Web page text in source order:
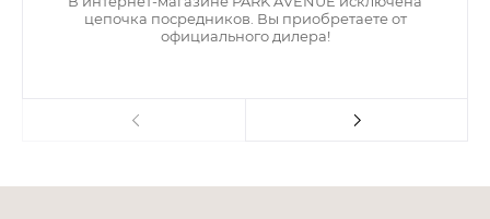
цепочка посредников. Вы приобретаете от
официального дилера!